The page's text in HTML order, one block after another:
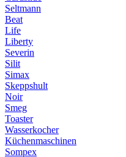
Seltmann
Beat
Life
Liberty
Severin
Silit
Simax
Skeppshult
Noir
Smeg
Toaster
Wasserkocher
Küchenmaschinen
Sompex